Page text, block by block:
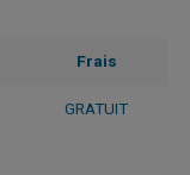
Frais
GRATUIT